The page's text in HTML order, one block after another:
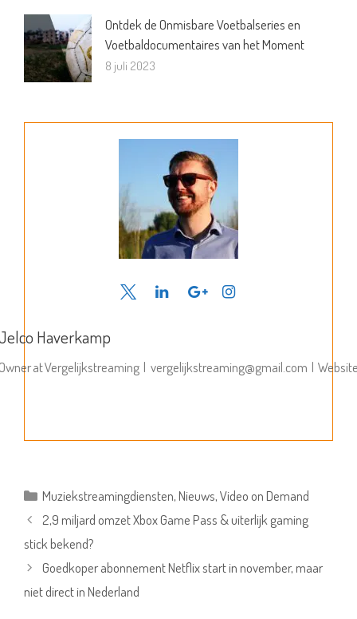
Ontdek de Onmisbare Voetbalseries en
Voetbaldocumentaires van het Moment
8 juli 2023
Haverkamp
atVergelijkstreaming | vergelijkstreaming@gmail.com |
Categorieën
Muziekstreamingdiensten,Nieuws,Video on Demand
2,9 miljard omzet Xbox Game Pass & uiterlijk gaming
stick bekend?
Goedkoper abonnement Netflix start in november, maar
niet direct in Nederland